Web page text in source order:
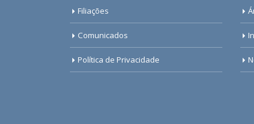
Filiações
Comunicados
Política de Privacidade